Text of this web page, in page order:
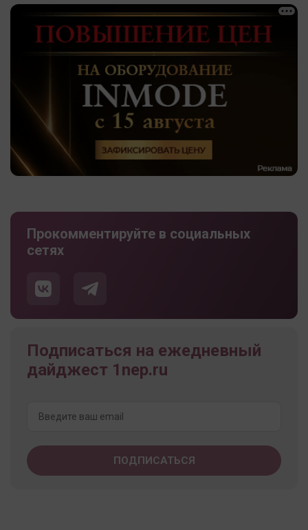
Прокомментируйте в социальных
сетях
Подписаться на ежедневный
дайджест 1nep.ru